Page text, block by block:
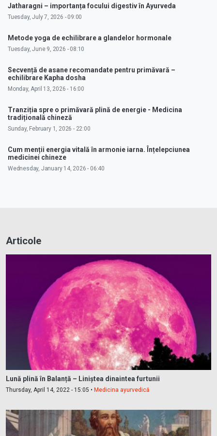
Jatharagni – importanța focului digestiv în Ayurveda
Tuesday, July 7, 2026 - 09:00
Metode yoga de echilibrare a glandelor hormonale
Tuesday, June 9, 2026 - 08:10
Secvență de asane recomandate pentru primăvară –
echilibrare Kapha dosha
Monday, April 13, 2026 - 16:00
Tranziția spre o primăvară plină de energie - Medicina
tradițională chineză
Sunday, February 1, 2026 - 22:00
Cum menții energia vitală în armonie iarna. Înțelepciunea
medicinei chineze
Wednesday, January 14, 2026 - 06:40
Articole
Lună plină în Balanță – Liniștea dinaintea furtunii
Thursday, April 14, 2022 - 15:05 • Medicina ayurvedică